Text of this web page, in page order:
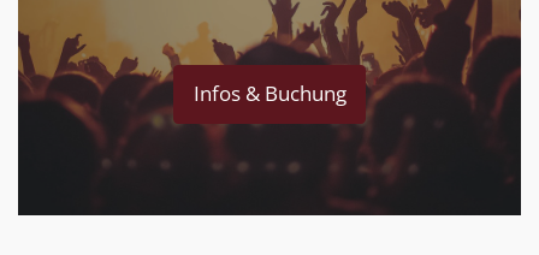
Infos & Buchung